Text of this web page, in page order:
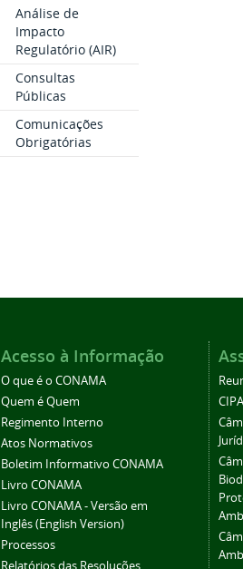
Análise de
Impacto
Regulatório (AIR)
Consultas
Públicas
Comunicações
Obrigatórias
Acesso à Informação
O que é o CONAMA
Quem é Quem
Regimento Interno
Atos Normativos
Boletim Informativo CONAMA
Livro CONAMA
Livro CONAMA - Versão em
Inglês (English Version)
Processos
Relatórios das Resoluções